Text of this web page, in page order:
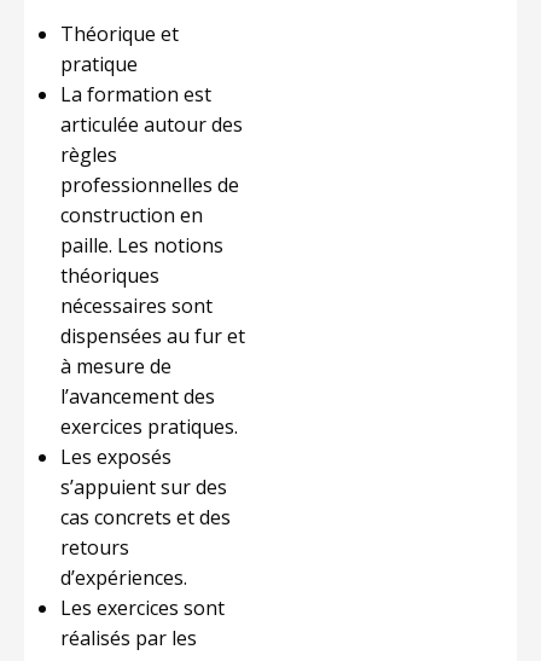
Théorique et
pratique
La formation est
articulée autour des
règles
professionnelles de
construction en
paille. Les notions
théoriques
nécessaires sont
dispensées au fur et
à mesure de
l’avancement des
exercices pratiques.
Les exposés
s’appuient sur des
cas concrets et des
retours
d’expériences.
Les exercices sont
réalisés par les